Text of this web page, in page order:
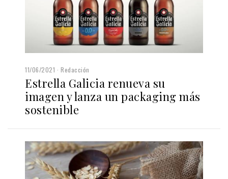
11/06/2021 Redacción
Estrella Galicia renueva su
imagen y lanza un packaging más
sostenible